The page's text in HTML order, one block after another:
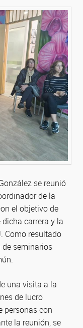
se reunió
de la
el objetivo de
carrera y la
Como resultado
de seminarios
una visita a la
de lucro
personas con
la reunión, se